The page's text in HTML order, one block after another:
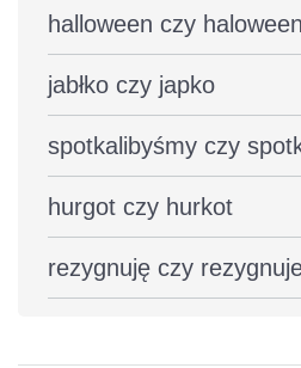
halloween czy haloween
jabłko czy japko
spotkalibyśmy czy
hurgot czy hurkot
rezygnuję czy